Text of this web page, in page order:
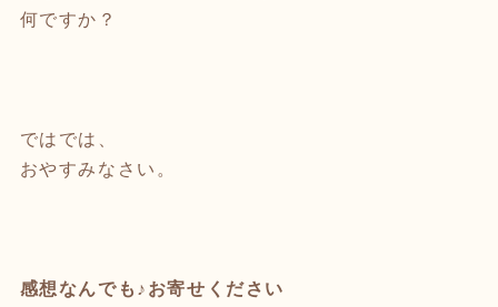
何ですか？
ではでは、
おやすみなさい。
感想なんでも♪お寄せください